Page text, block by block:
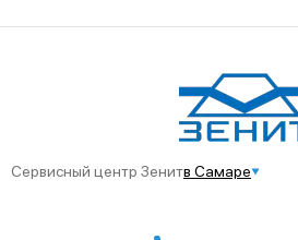
Сервисный центр Зенитв Самаре